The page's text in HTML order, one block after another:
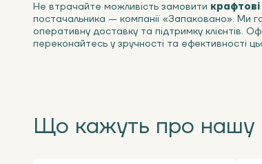
Не втрачайте можливість замовити
постачальника — компанії «Запаковано». Ми
оперативну доставку та підтримку клієнтів.
переконайтесь у зручності та ефективності
Що кажуть про нашу